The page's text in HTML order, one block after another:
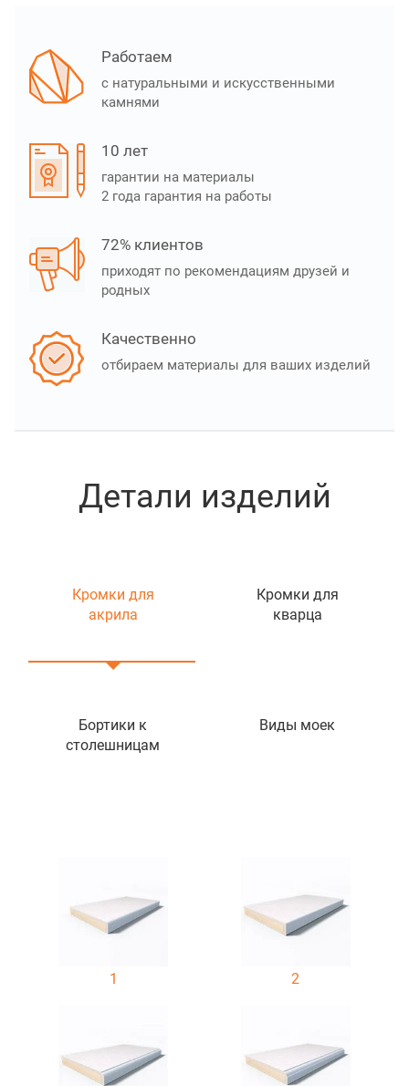
Работаем
с натуральными и искусственными
камнями
10 лет
гарантии на материалы
2 года гарантия на работы
72% клиентов
приходят по рекомендациям друзей и
родных
Качественно
отбираем материалы для ваших изделий
Детали изделий
Кромки для
акрила
Кромки для
кварца
Бортики к
столешницам
Виды моек
1 2